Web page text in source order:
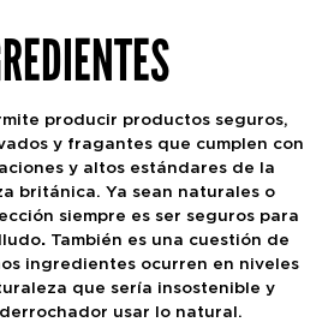
producir productos seguros,
y fragantes que cumplen con
y altos estándares de la
británica. Ya sean naturales o
siempre es ser seguros para
. También es una cuestión de
ingredientes ocurren en niveles
que sería insostenible y
usar lo natural.